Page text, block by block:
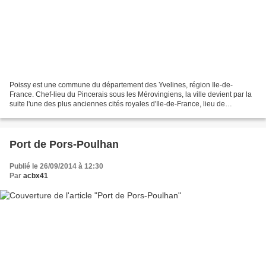
Poissy est une commune du département des Yvelines, région Ile-de-
France. Chef-lieu du Pincerais sous les Mérovingiens, la ville devient par la
suite l'une des plus anciennes cités royales d'Ile-de-France, lieu de
Port de Pors-Poulhan
Publié le 26/09/2014 à 12:30
Par acbx41